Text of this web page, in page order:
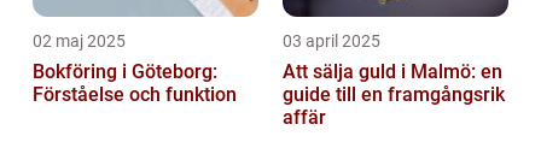
02 maj 2025
Bokföring i Göteborg:
Förståelse och funktion
03 april 2025
Att sälja guld i Malmö: en
guide till en framgångsrik
affär